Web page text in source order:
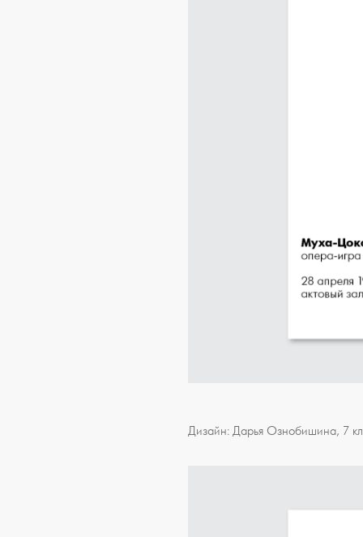
Дизайн: Дарья Ознобишина, 7